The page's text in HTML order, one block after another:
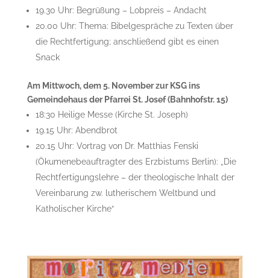
19.30 Uhr: Begrüßung – Lobpreis – Andacht
20.00 Uhr: Thema: Bibelgespräche zu Texten über
die Rechtfertigung; anschließend gibt es einen
Snack
Am Mittwoch, dem 5. November zur KSG ins
Gemeindehaus der Pfarrei St. Josef (Bahnhofstr. 15)
18:30 Heilige Messe (Kirche St. Joseph)
19.15 Uhr: Abendbrot
20.15 Uhr: Vortrag von Dr. Matthias Fenski
(Ökumenebeauftragter des Erzbistums Berlin): „Die
Rechtfertigungslehre – der theologische Inhalt der
Vereinbarung zw. lutherischem Weltbund und
Katholischer Kirche“